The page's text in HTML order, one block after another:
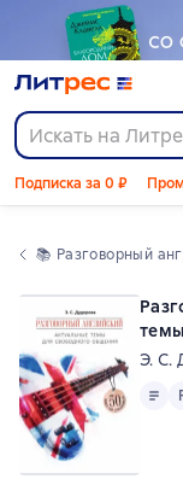
Подписка за 0 ₽
📚 Разговорный
Э. С.
Текст